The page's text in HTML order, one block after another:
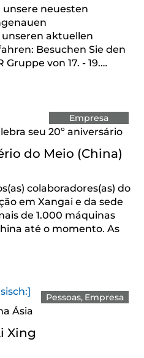
neuesten
unseren aktuellen
Besuchen Sie den
Gruppe von 17. - 19.…
Empresa
seu 20º aniversário
do Meio (China)
colaboradores(as) do
em Xangai e da sede
de 1.000 máquinas
até o momento. As
Pessoas Empresa
Ásia
Xing